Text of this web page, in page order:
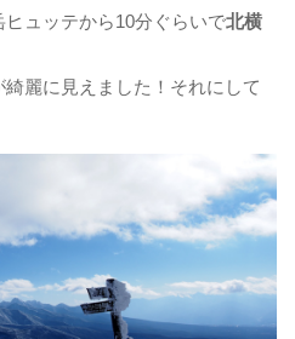
ュッテから10分ぐらいで北横
麗に見えました！それにして